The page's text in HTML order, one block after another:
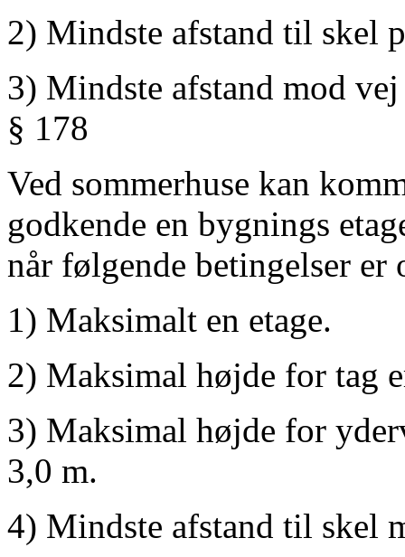
2) Mindste afstand til skel
3) Mindste afstand mod
§ 178
Ved sommerhuse kan
godkende en bygnings
når følgende betingelser
1) Maksimalt en etage.
2) Maksimal højde for tag
3) Maksimal højde for
3,0 m.
4) Mindste afstand til skel